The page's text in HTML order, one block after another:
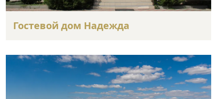
Гостевой дом Надежда